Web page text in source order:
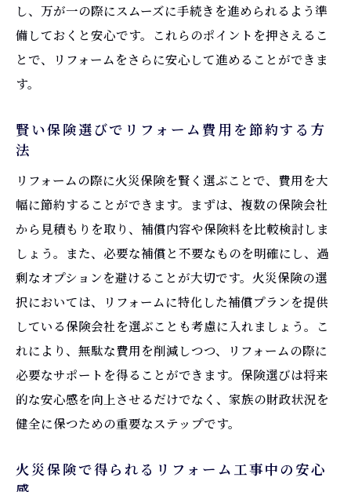
家庭全体を守る火災保険の選び方
リフォームで築く安心な家庭環境
活用
安心な家庭を築くための保険サポート
リフォームの資金計画に火災保険を組み込む理
由
リフォーム資金計画における保険の役割
火災保険が資金計画に与える影響
保険を組み込むことで得られる資金の安定
性
リフォーム費用の見直しと保険の活用
火災保険と融資の併用で資金を確保する方
法
火災保険で理想的なリフォームを実現するステ
し、万が一の際にスムーズに手続きを進められるよう準
備しておくと安心です。これらのポイントを押さえるこ
とで、リフォームをさらに安心して進めることができま
す。
賢い保険選びでリフォーム費用を節約する方
法
リフォームの際に火災保険を賢く選ぶことで、費用を大
幅に節約することができます。まずは、複数の保険会社
から見積もりを取り、補償内容や保険料を比較検討しま
しょう。また、必要な補償と不要なものを明確にし、過
剰なオプションを避けることが大切です。火災保険の選
択においては、リフォームに特化した補償プランを提供
している保険会社を選ぶことも考慮に入れましょう。こ
れにより、無駄な費用を削減しつつ、リフォームの際に
必要なサポートを得ることができます。保険選びは将来
的な安心感を向上させるだけでなく、家族の財政状況を
健全に保つための重要なステップです。
火災保険で得られるリフォーム工事中の安心